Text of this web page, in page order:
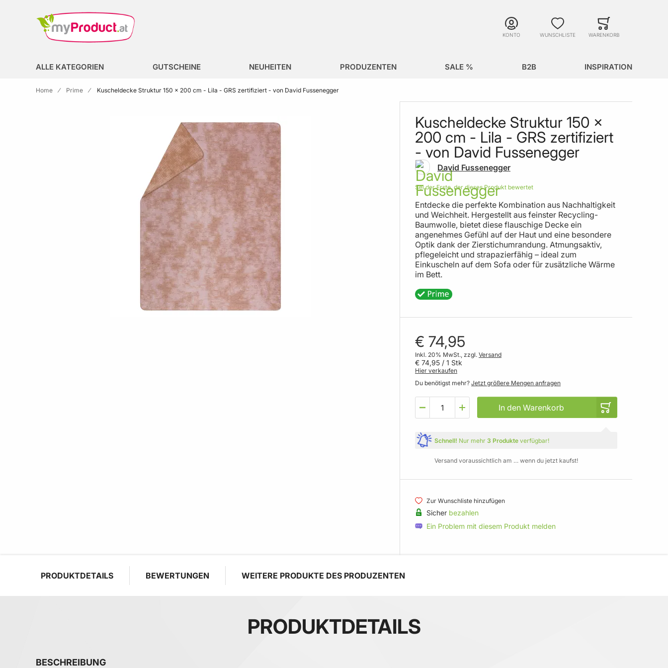
KONTO WUNSCHLISTE WARENKORB
ALLE KATEGORIEN GUTSCHEINE NEUHEITEN PRODUZENTEN SALE % B2B INSPIRATION
Home Prime Kuscheldecke Struktur 150 x 200 cm - Lila - GRS zertifiziert - von David Fussenegger
Kuscheldecke Struktur 150 x
200 cm - Lila - GRS zertifiziert
- von David Fussenegger
David Fussenegger
Sei der Erste, der dieses Produkt bewertet
Entdecke die perfekte Kombination aus Nachhaltigkeit
und Weichheit. Hergestellt aus feinster Recycling-
Baumwolle, bietet diese flauschige Decke ein
angenehmes Gefühl auf der Haut und eine besondere
Optik dank der Zierstichumrandung. Atmungsaktiv,
pflegeleicht und strapazierfähig – ideal zum
Einkuscheln auf dem Sofa oder für zusätzliche Wärme
im Bett.
€ 74,95
Inkl. 20% MwSt., zzgl. Versand
€ 74,95 / 1 Stk
Hier verkaufen
Du benötigst mehr? Jetzt größere Mengen anfragen
In den Warenkorb
Schnell! Nur mehr 3 Produkte verfügbar!
Versand voraussichtlich am … wenn du jetzt kaufst!
Zur Wunschliste hinzufügen
Sicher bezahlen
Ein Problem mit diesem Produkt melden
PRODUKTDETAILS BEWERTUNGEN WEITERE PRODUKTE DES PRODUZENTEN
PRODUKTDETAILS
BESCHREIBUNG